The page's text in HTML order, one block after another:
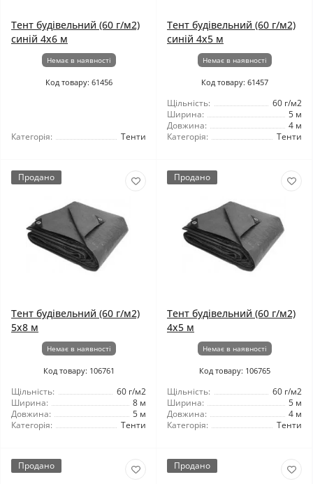
Тент будівельний (60 г/м2)
синій 4х6 м
Немає в наявності
Код товару: 61456
Категорія: Тенти
Тент будівельний (60 г/м2)
синій 4х5 м
Немає в наявності
Код товару: 61457
Щільність:
60 г/м2
Ширина:
5 м
Довжина:
4 м
Категорія:
Тенти
Продано
Тент будівельний (60 г/м2)
5x8 м
Немає в наявності
Код товару: 106761
Щільність:
60 г/м2
Ширина:
8 м
Довжина:
5 м
Категорія:
Тенти
Продано
Тент будівельний (60 г/м2)
4х5 м
Немає в наявності
Код товару: 106765
Щільність:
60 г/м2
Ширина:
5 м
Довжина:
4 м
Категорія:
Тенти
Продано Продано